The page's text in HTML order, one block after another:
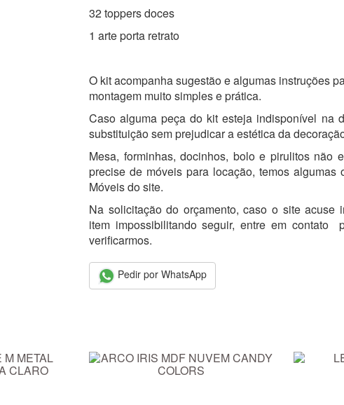
32 toppers doces
1 arte porta retrato
O kit acompanha sugestão e algumas instruções
montagem muito simples e prática.
Caso alguma peça do kit esteja indisponível na
substituição sem prejudicar a estética da
Mesa, forminhas, docinhos, bolo e pirulitos não
precise de móveis para locação, temos algumas
Móveis do site.
Na solicitação do orçamento, caso o site acuse
item impossibilitando seguir, entre em contato
verificarmos.
Pedir por WhatsApp